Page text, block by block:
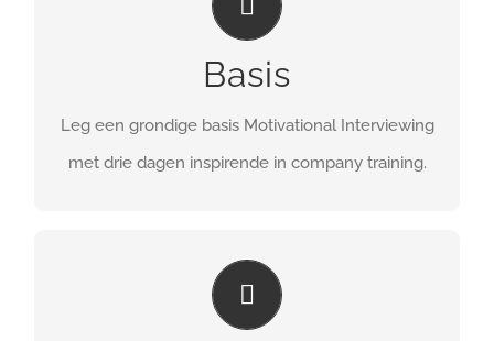
Basis
Leg een grondige basis Motivational Interviewing
met drie dagen inspirende in company training.
drie maanden online coaching
MEER INFO
MEER BEREIKEN
met Motivational Interviewing